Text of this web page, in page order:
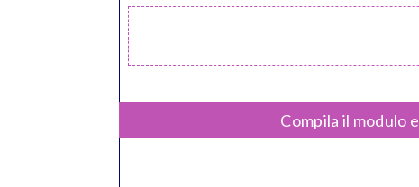
Compila il modulo